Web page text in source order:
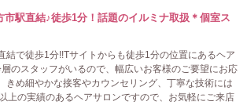
市駅直結♪徒歩1分！話題のイルミナ取扱＊個室ス
結で徒歩1分!!Tサイトからも徒歩1分の位置にあるヘア
のスタッフがいるので、幅広いお客様のご要望にお応
きめ細やかな接客やカウンセリング、丁寧な技術には
上の実績のあるヘアサロンですので、お気軽にご来店